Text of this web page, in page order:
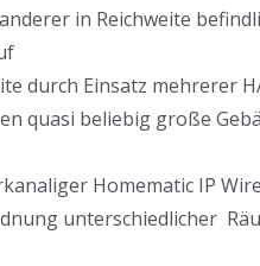
in Reichweite
durch Einsatz mehrerer
quasi beliebig große
Homematic IP
unterschiedlicher